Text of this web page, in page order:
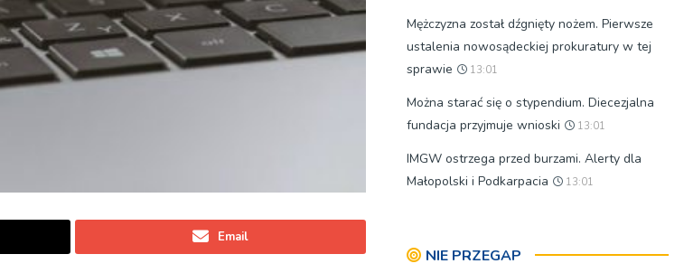
Email
Mężczyzna został dźgnięty nożem. Pierwsze
ustalenia nowosądeckiej prokuratury w tej
sprawie
13:01
Można starać się o stypendium. Diecezjalna
fundacja przyjmuje wnioski
13:01
IMGW ostrzega przed burzami. Alerty dla
Małopolski i Podkarpacia
13:01
NIE PRZEGAP